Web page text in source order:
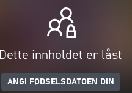
Dette innholdet er låst
ANGI FØDSELSDATOEN DIN